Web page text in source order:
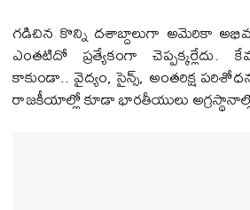
గడిచిన కొన్ని దశాబ్దాలుగా అమెరికా
ఎంతటిదో ప్రత్యేకంగా
కాకుండా.. వైద్యం, సైన్స్, అంతరిక్ష
రాజకీయాల్లో కూడా భారతీయులు అగ్రస్థానాల్లో